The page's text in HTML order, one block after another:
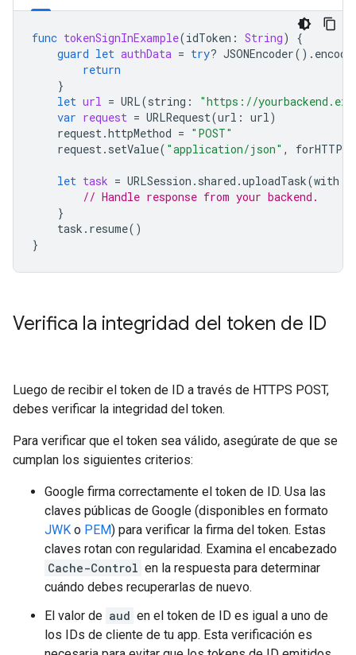
func tokenSignInExample(idToken : String)
{
guard let authData = try? JSONEncoder(). encode
return
}
let url = URL(string :
"https://
var request = URLRequest(url : url)
request.httpMethod = "POST"
request. setValue( "application/json" ,
let task = URLSession . shared .uploadTask(with
// Handle response from your backend.
}
task . resume()
}
Verifica la integridad del token de ID
Luego de recibir el token de ID a través de HTTPS POST,
debes verificar la integridad del token.
Para verificar que el token sea válido, asegúrate de que se
cumplan los siguientes criterios:
Google firma correctamente el token de ID. Usa las
claves públicas de Google (disponibles en formato
JWK o PEM) para verificar la firma del token. Estas
claves rotan con regularidad. Examina el encabezado
Cache-Control en la respuesta para determinar
cuándo debes recuperarlas de nuevo.
El valor de aud en el token de ID es igual a uno de
los IDs de cliente de tu app. Esta verificación es